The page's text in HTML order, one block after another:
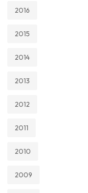
2016
2015
2014
2013
2012
2011
2010
2009